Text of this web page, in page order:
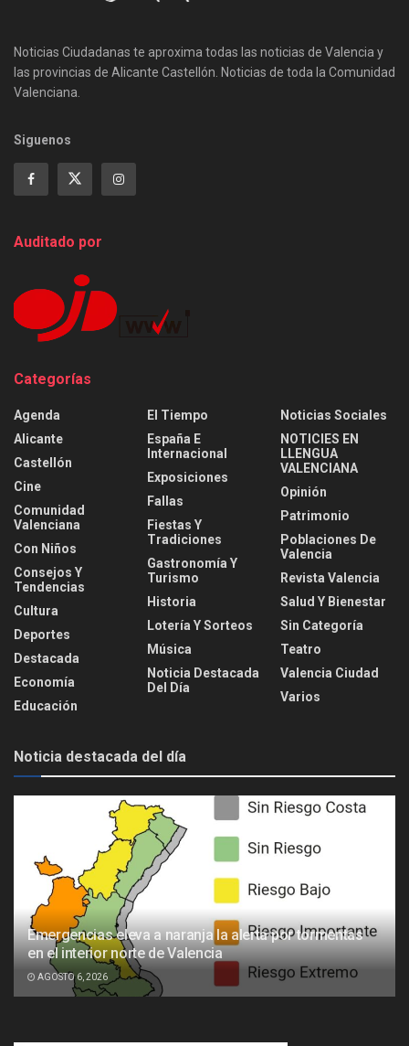
Noticias Ciudadanas te aproxima todas las noticias de Valencia y
las provincias de Alicante Castellón. Noticias de toda la Comunidad
Valenciana.
Siguenos
Auditado por
Categorías
Agenda
Alicante
Castellón
Cine
Comunidad
Valenciana
Con Niños
Consejos Y
Tendencias
Cultura
Deportes
Destacada
Economía
Educación
El Tiempo
España E
Internacional
Exposiciones
Fallas
Fiestas Y
Tradiciones
Gastronomía Y
Turismo
Historia
Lotería Y Sorteos
Música
Noticia Destacada
Del Día
Noticias Sociales
NOTICIES EN
LLENGUA
VALENCIANA
Opinión
Patrimonio
Poblaciones De
Valencia
Revista Valencia
Salud Y Bienestar
Sin Categoría
Teatro
Valencia Ciudad
Varios
Noticia destacada del día
Emergencias eleva a naranja la alerta por tormentas
en el interior norte de Valencia
AGOSTO 6, 2026